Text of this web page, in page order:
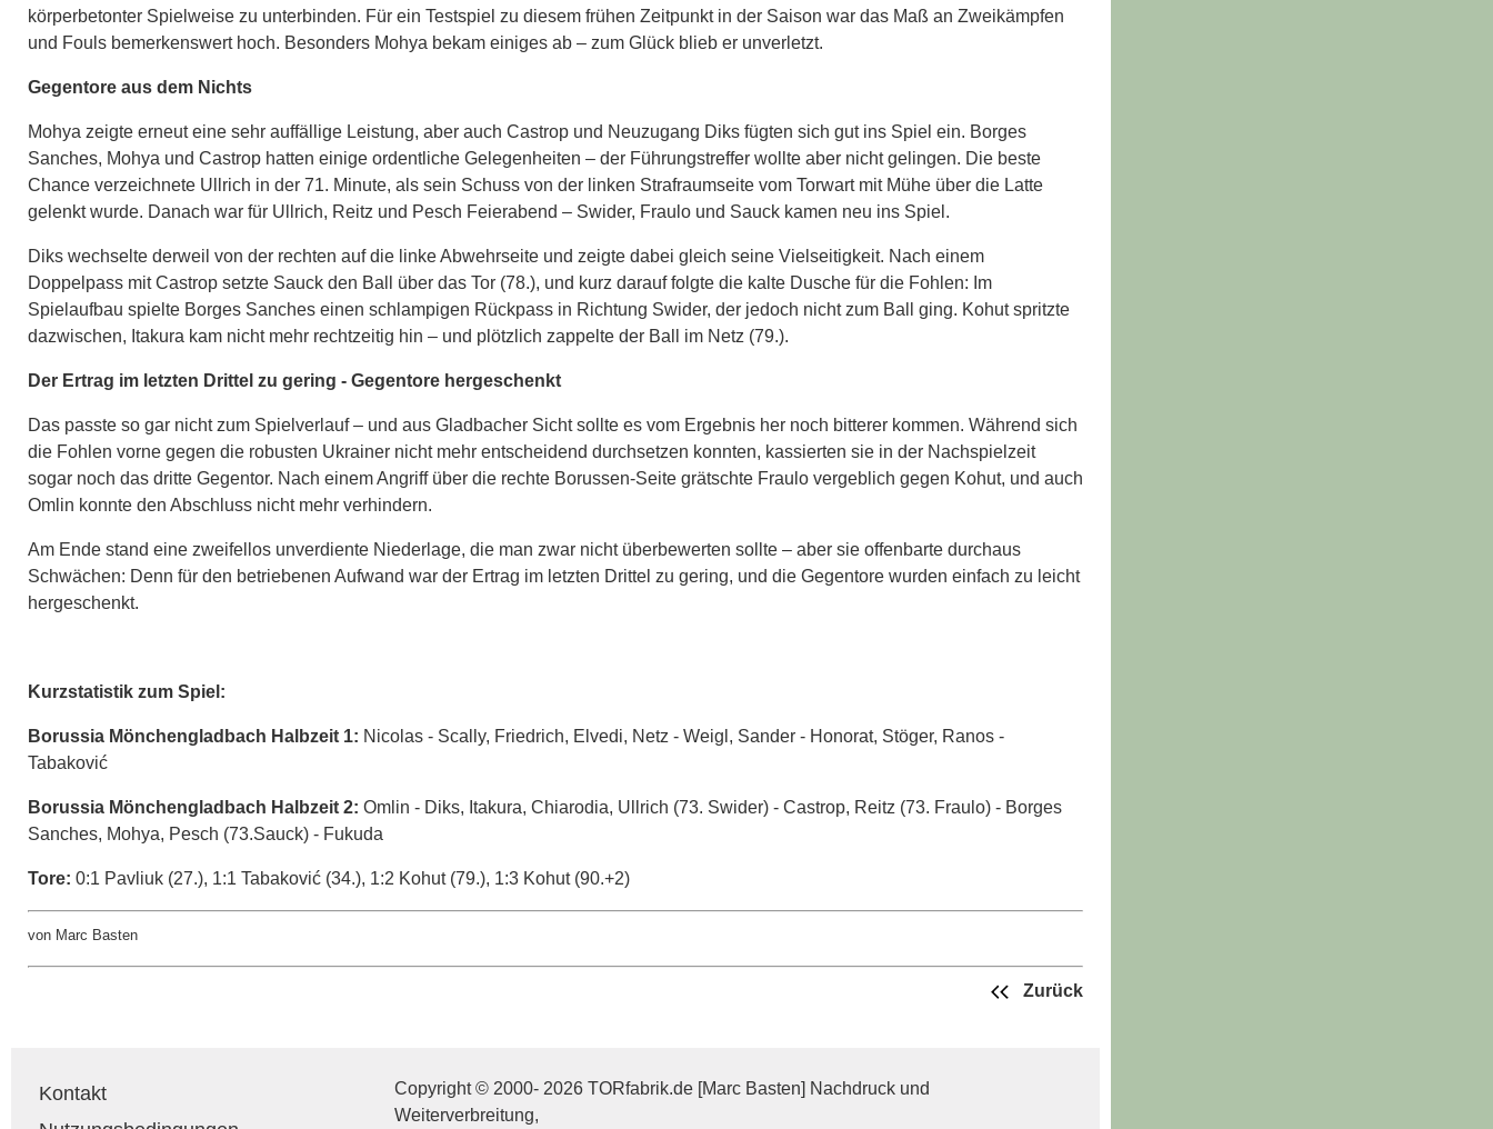
körperbetonter Spielweise zu unterbinden. Für ein Testspiel zu diesem frühen Zeitpunkt in der Saison war das Maß an Zweikämpfen
und Fouls bemerkenswert hoch. Besonders Mohya bekam einiges ab – zum Glück blieb er unverletzt.
Gegentore aus dem Nichts
Mohya zeigte erneut eine sehr auffällige Leistung, aber auch Castrop und Neuzugang Diks fügten sich gut ins Spiel ein. Borges
Sanches, Mohya und Castrop hatten einige ordentliche Gelegenheiten – der Führungstreffer wollte aber nicht gelingen. Die beste
Chance verzeichnete Ullrich in der 71. Minute, als sein Schuss von der linken Strafraumseite vom Torwart mit Mühe über die Latte
gelenkt wurde. Danach war für Ullrich, Reitz und Pesch Feierabend – Swider, Fraulo und Sauck kamen neu ins Spiel.
Diks wechselte derweil von der rechten auf die linke Abwehrseite und zeigte dabei gleich seine Vielseitigkeit. Nach einem
Doppelpass mit Castrop setzte Sauck den Ball über das Tor (78.), und kurz darauf folgte die kalte Dusche für die Fohlen: Im
Spielaufbau spielte Borges Sanches einen schlampigen Rückpass in Richtung Swider, der jedoch nicht zum Ball ging. Kohut spritzte
dazwischen, Itakura kam nicht mehr rechtzeitig hin – und plötzlich zappelte der Ball im Netz (79.).
Der Ertrag im letzten Drittel zu gering - Gegentore hergeschenkt
Das passte so gar nicht zum Spielverlauf – und aus Gladbacher Sicht sollte es vom Ergebnis her noch bitterer kommen. Während sich
die Fohlen vorne gegen die robusten Ukrainer nicht mehr entscheidend durchsetzen konnten, kassierten sie in der Nachspielzeit
sogar noch das dritte Gegentor. Nach einem Angriff über die rechte Borussen-Seite grätschte Fraulo vergeblich gegen Kohut, und auch
Omlin konnte den Abschluss nicht mehr verhindern.
Am Ende stand eine zweifellos unverdiente Niederlage, die man zwar nicht überbewerten sollte – aber sie offenbarte durchaus
Schwächen: Denn für den betriebenen Aufwand war der Ertrag im letzten Drittel zu gering, und die Gegentore wurden einfach zu leicht
hergeschenkt.
Kurzstatistik zum Spiel:
Borussia Mönchengladbach Halbzeit 1: Nicolas - Scally, Friedrich, Elvedi, Netz - Weigl, Sander - Honorat, Stöger, Ranos -
Tabaković
Borussia Mönchengladbach Halbzeit 2: Omlin - Diks, Itakura, Chiarodia, Ullrich (73. Swider) - Castrop, Reitz (73. Fraulo) - Borges
Sanches, Mohya, Pesch (73.Sauck) - Fukuda
Tore: 0:1 Pavliuk (27.), 1:1 Tabaković (34.), 1:2 Kohut (79.), 1:3 Kohut (90.+2)
von Marc Basten
Zurück
Kontakt
Copyright © 2000- 2026 TORfabrik.de [Marc Basten] Nachdruck und
Weiterverbreitung,